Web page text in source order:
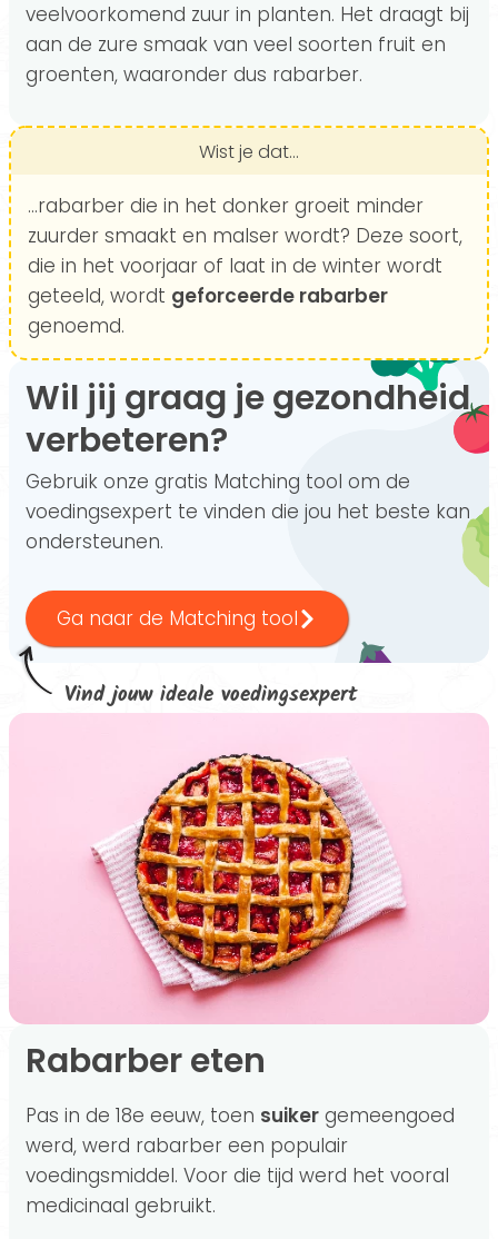
veelvoorkomend zuur in planten. Het draagt bij
aan de zure smaak van veel soorten fruit en
groenten, waaronder dus rabarber.
Wist je dat...
...rabarber die in het donker groeit minder
zuurder smaakt en malser wordt? Deze soort,
die in het voorjaar of laat in de winter wordt
geteeld, wordt geforceerde rabarber
genoemd.
Wil jij graag je gezondheid
verbeteren?
Gebruik onze gratis Matching tool om de
voedingsexpert te vinden die jou het beste kan
ondersteunen.
Ga naar de Matching tool
Vind jouw ideale voedingsexpert
Rabarber eten
Pas in de 18e eeuw, toen suiker gemeengoed
werd, werd rabarber een populair
voedingsmiddel. Voor die tijd werd het vooral
medicinaal gebruikt.